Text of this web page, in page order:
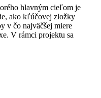
hlavným cieľom je
ako kľúčovej zložky
v čo najväčšej miere
V rámci projektu sa